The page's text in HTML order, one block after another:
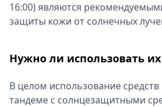
16:00) являются
защиты кожи от солнечных
Нужно ли использовать их
В целом использование
тандеме с солнцезащитными